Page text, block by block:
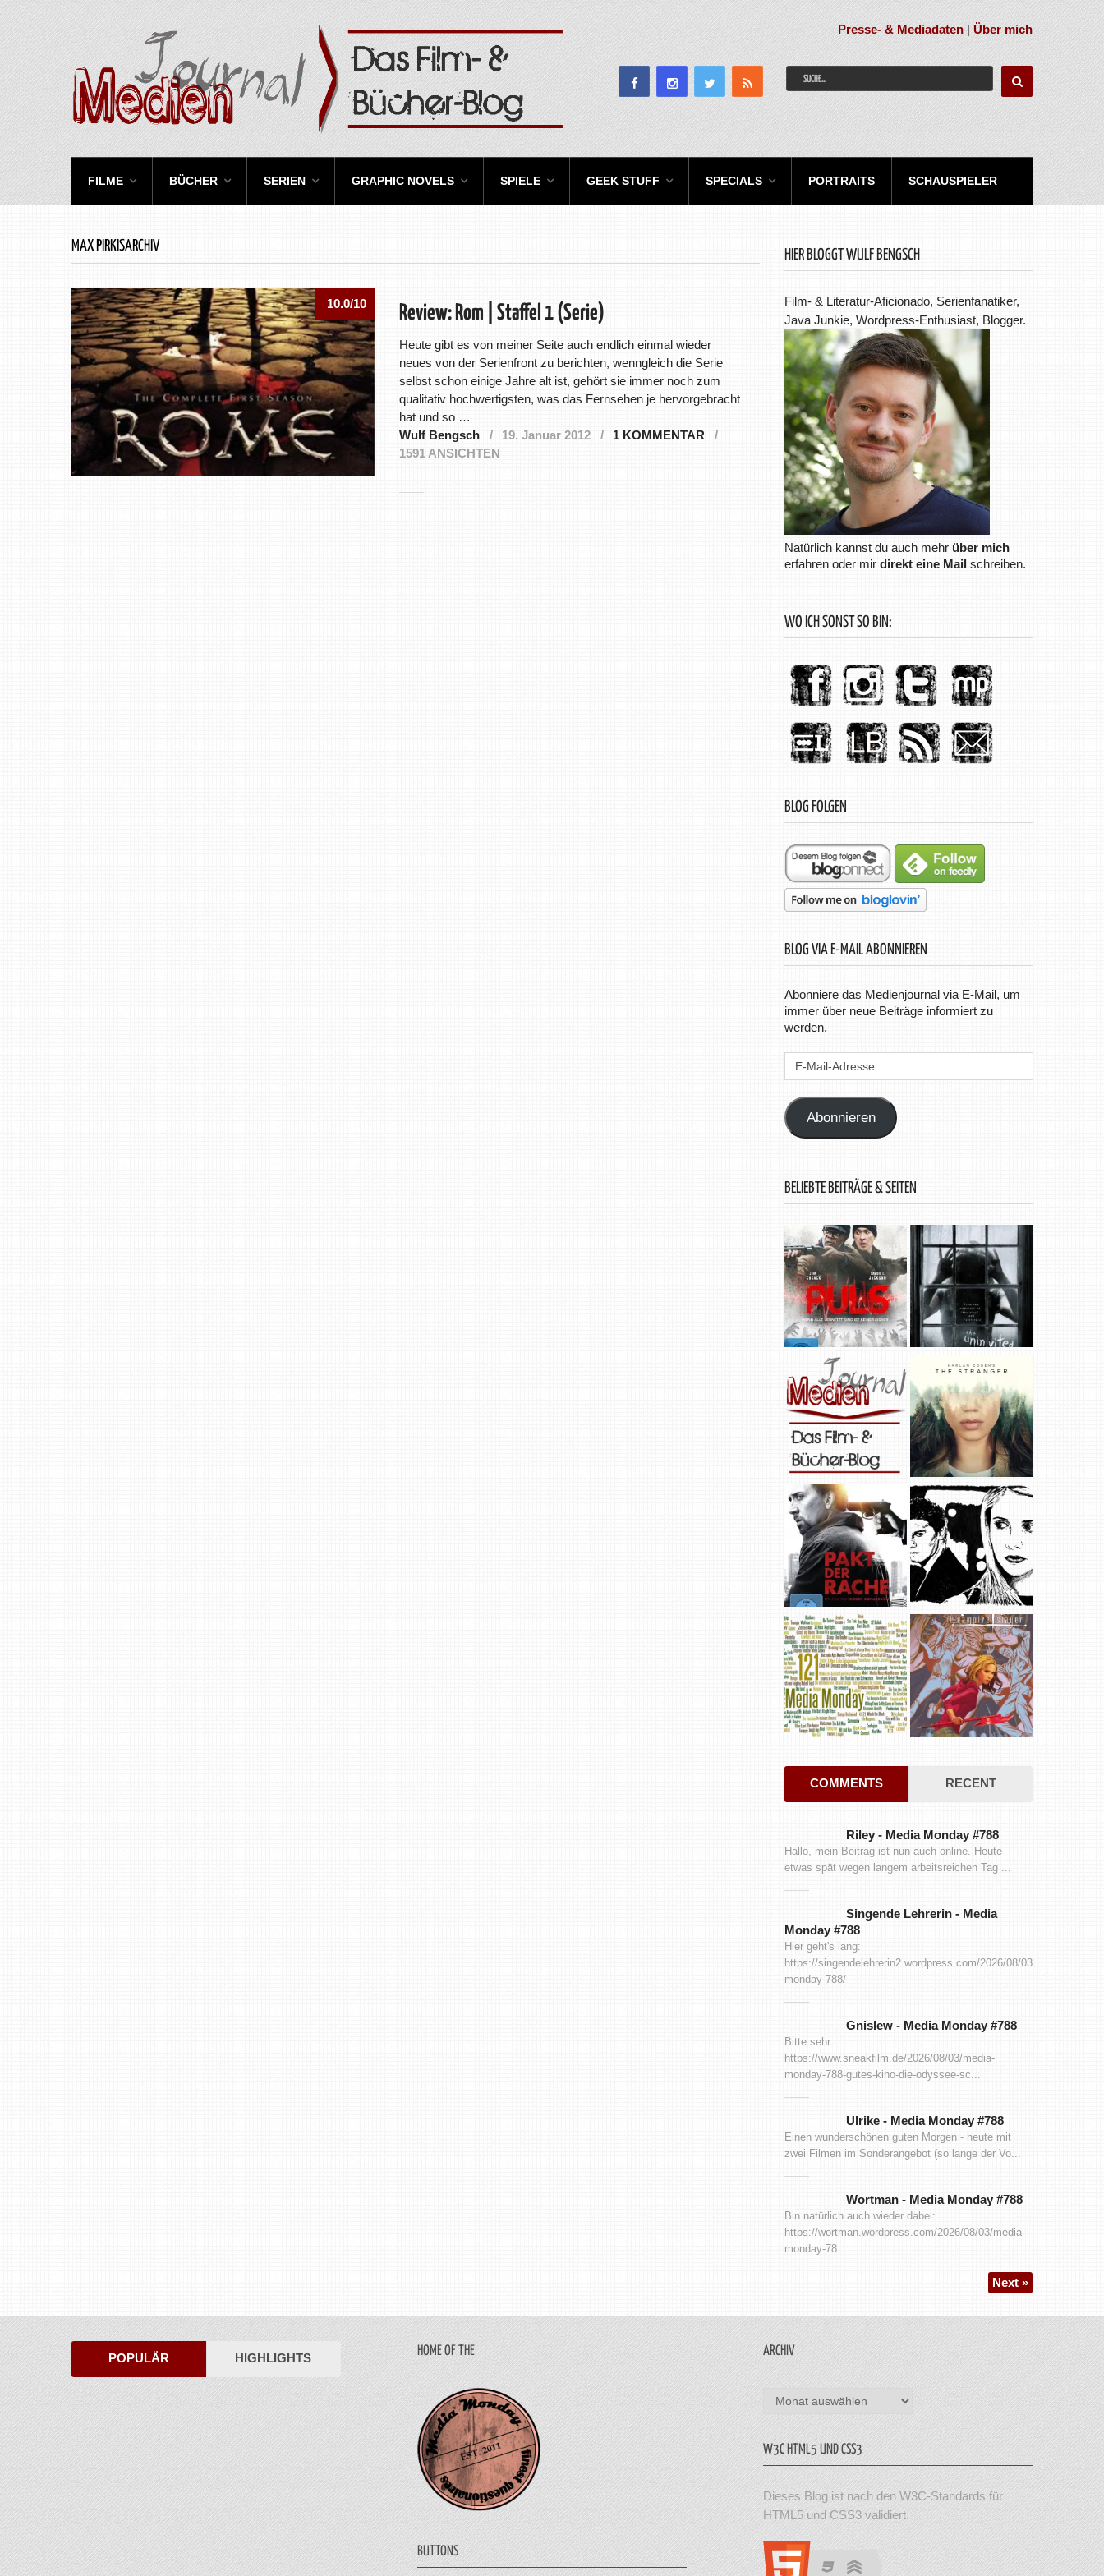
Presse- & Mediadaten |Über mich
FILME BÜCHER SERIEN GRAPHIC NOVELS SPIELE GEEK STUFF SPECIALS PORTRAITS SCHAUSPIELER
MAX PIRKISARCHIV
10.0/10 Review: Rom | Staffel 1 (Serie)
Heute gibt es von meiner Seite auch endlich einmal wieder
neues von der Serienfront zu berichten, wenngleich die Serie
selbst schon einige Jahre alt ist, gehört sie immer noch zum
qualitativ hochwertigsten, was das Fernsehen je hervorgebracht
hat und so …
Wulf Bengsch
19. Januar 2012
1 KOMMENTAR
1591 ANSICHTEN
HIER BLOGGT WULF BENGSCH
Film- & Literatur-Aficionado, Serienfanatiker,
Java Junkie, Wordpress-Enthusiast, Blogger.
Natürlich kannst du auch mehr über mich
erfahren oder mirdirekt eine Mail schreiben.
WO ICH SONST SO BIN:
BLOG FOLGEN
BLOG VIA E-MAIL ABONNIEREN
Abonniere das Medienjournal via E-Mail, um
immer über neue Beiträge informiert zu
werden.
E-
Abonnieren
BELIEBTE BEITRÄGE & SEITEN
COMMENTS RECENT
Riley- Media Monday #788
Hallo, mein Beitrag ist nun auch online. Heute
etwas spät wegen langem arbeitsreichen Tag ...
Singende Lehrerin- Media
Monday #788
Hier geht's lang:
https://singendelehrerin2.wordpress.com/2026/08/03/media-
monday-788/
Gnislew- Media Monday #788
Bitte sehr:
https://www.sneakfilm.de/2026/08/03/media-
monday-788-gutes-kino-die-odyssee-sc...
Ulrike- Media Monday #788
Einen wunderschönen guten Morgen - heute mit
zwei Filmen im Sonderangebot (so lange der Vo...
Wortman- Media Monday #788
Bin natürlich auch wieder dabei:
https://wortman.wordpress.com/2026/08/03/media-
monday-78...
Next »
POPULÄR HIGHLIGHTS HOME OF THE
BUTTONS
ARCHIV
Archiv
W3C HTML5 UND CSS3
Dieses Blog ist nach den W3C-Standards für
HTML5 und CSS3 validiert.